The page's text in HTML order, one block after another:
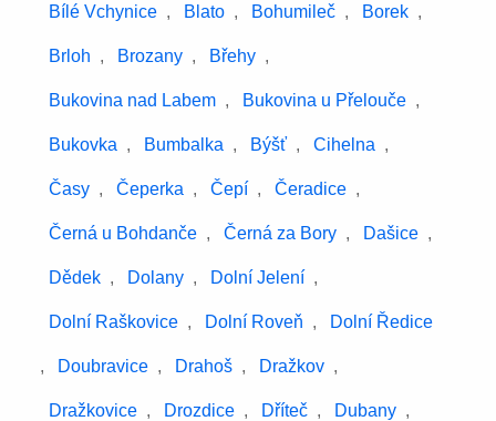
Bílé Vchynice , Blato , Bohumileč , Borek ,
Brloh , Brozany , Břehy ,
Bukovina nad Labem , Bukovina u Přelouče ,
Bukovka , Bumbalka , Býšť , Cihelna ,
Časy , Čeperka , Čepí , Čeradice ,
Černá u Bohdanče , Černá za Bory , Dašice ,
Dědek , Dolany , Dolní Jelení ,
Dolní Raškovice , Dolní Roveň , Dolní Ředice
, Doubravice , Drahoš , Dražkov ,
Dražkovice , Drozdice , Dříteč , Dubany ,